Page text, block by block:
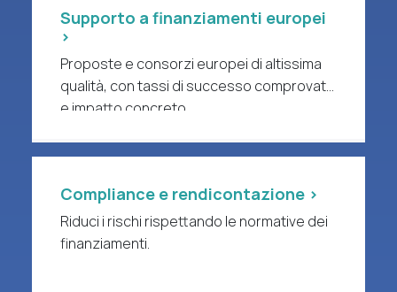
Supporto a finanziamenti europei
>
Proposte e consorzi europei di altissima
qualità, con tassi di successo comprovati
e impatto concreto.
Compliance e rendicontazione >
Riduci i rischi rispettando le normative dei
finanziamenti.